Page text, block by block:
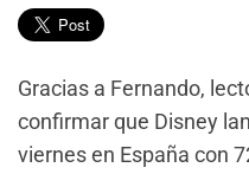
Gracias a Fernando,
confirmar que Disney
viernes en España con